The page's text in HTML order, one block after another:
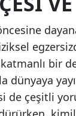
katmanlı bir
dünyaya
de çeşitli